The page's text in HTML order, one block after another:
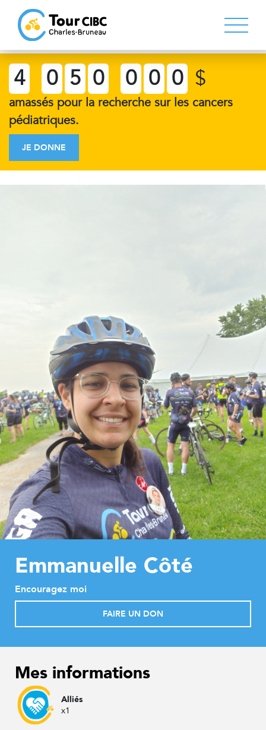
4 0 5 0 0 0 0 $
amassés pour la recherche sur les cancers
pédiatriques.
JE DONNE
Emmanuelle Côté
Encouragez moi
FAIRE UN DON
Mes informations
Alliés
x1